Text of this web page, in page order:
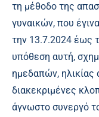
τη μέθοδο της
γυναικών, που
την 13.7.2024 έως
υπόθεση αυτή,
ημεδαπών,
διακεκριμένες
άγνωστο συνεργό